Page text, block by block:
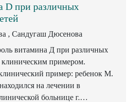
D при различных
, Сандугаш Дюсенова
витамина Д при различных
клиническим примером.
пример: ребенок М.
на лечении в
больнице г.